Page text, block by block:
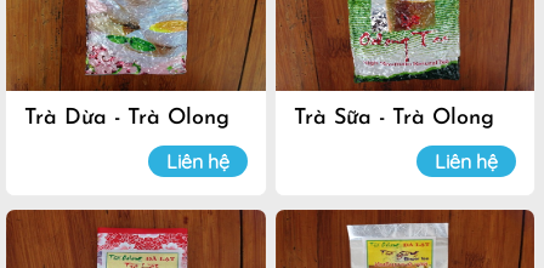
Trà Dừa - Trà Olong
Liên hệ
Trà Sữa - Trà Olong
Liên hệ